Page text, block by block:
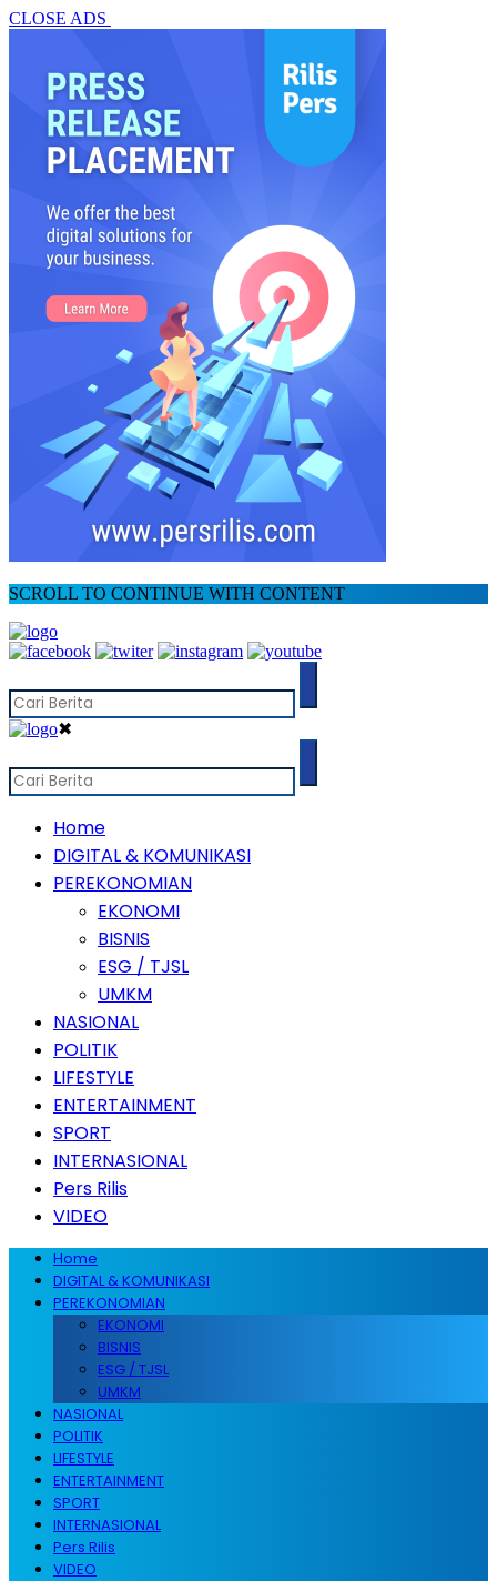
CLOSE ADS
SCROLL TO CONTINUE WITH CONTENT
✖
Home
DIGITAL & KOMUNIKASI
PEREKONOMIAN
EKONOMI
BISNIS
ESG / TJSL
UMKM
NASIONAL
POLITIK
LIFESTYLE
ENTERTAINMENT
SPORT
INTERNASIONAL
Pers Rilis
VIDEO
Home
DIGITAL & KOMUNIKASI
PEREKONOMIAN
EKONOMI
BISNIS
ESG / TJSL
UMKM
NASIONAL
POLITIK
LIFESTYLE
ENTERTAINMENT
SPORT
INTERNASIONAL
Pers Rilis
VIDEO